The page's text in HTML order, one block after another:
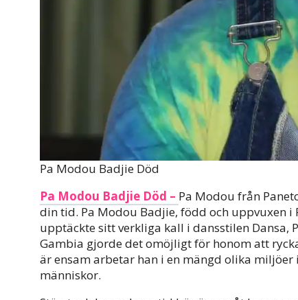
Pa Modou Badjie Död
Pa Modou Badjie Död – Pa Modou från
din tid. Pa Modou Badjie, född och uppvuxen
upptäckte sitt verkliga kall i dansstilen Dansa,
Gambia gjorde det omöjligt för honom att
är ensam arbetar han i en mängd olika
människor.